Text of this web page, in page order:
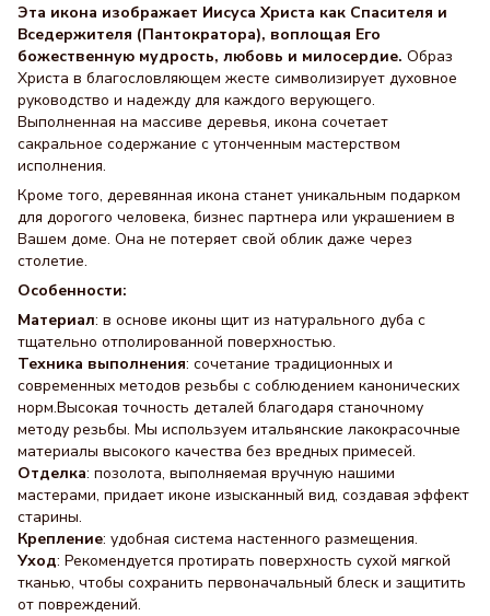
Эта икона изображает Иисуса Христа как Спасителя и
Вседержителя (Пантократора), воплощая Его
божественную мудрость, любовь и милосердие. Образ
Христа в благословляющем жесте символизирует духовное
руководство и надежду для каждого верующего.
Выполненная на массиве деревья, икона сочетает
сакральное содержание с утонченным мастерством
исполнения.
Кроме того, деревянная икона станет уникальным подарком
для дорогого человека, бизнес партнера или украшением в
Вашем доме. Она не потеряет свой облик даже через
столетие.
Особенности:
Материал: в основе иконы щит из натурального дуба с
тщательно отполированной поверхностью.
Техника выполнения: сочетание традиционных и
современных методов резьбы с соблюдением канонических
норм.Высокая точность деталей благодаря станочному
методу резьбы. Мы используем итальянские лакокрасочные
материалы высокого качества без вредных примесей.
Отделка: позолота, выполняемая вручную нашими
мастерами, придает иконе изысканный вид, создавая эффект
старины.
Крепление: удобная система настенного размещения.
Уход: Рекомендуется протирать поверхность сухой мягкой
тканью, чтобы сохранить первоначальный блеск и защитить
от повреждений.